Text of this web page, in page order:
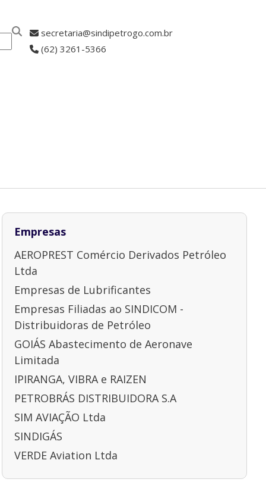
secretaria@sindipetrogo.com.br
(62) 3261-5366
Empresas
AEROPREST Comércio Derivados Petróleo
Ltda
Empresas de Lubrificantes
Empresas Filiadas ao SINDICOM -
Distribuidoras de Petróleo
GOIÁS Abastecimento de Aeronave
Limitada
IPIRANGA, VIBRA e RAIZEN
PETROBRÁS DISTRIBUIDORA S.A
SIM AVIAÇÃO Ltda
SINDIGÁS
VERDE Aviation Ltda